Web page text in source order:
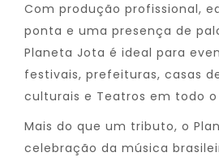
Com produção profissional,
ponta e uma presença de
Planeta Jota é ideal para
festivais, prefeituras, casas
culturais e Teatros em todo o
Mais do que um tributo, o
celebração da música